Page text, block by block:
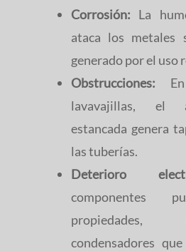
Corrosión: La
ataca los metales
generado por el uso
Obstrucciones:
lavavajillas, el
estancada genera
las tuberías.
Deterioro
componentes
condensadores